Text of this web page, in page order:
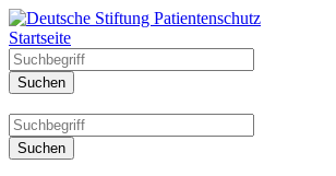
Startseite